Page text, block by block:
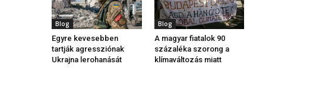
Blog
Egyre kevesebben
tartják agressziónak
Ukrajna lerohanását
Blog
A magyar fiatalok 90
százaléka szorong a
klímaváltozás miatt